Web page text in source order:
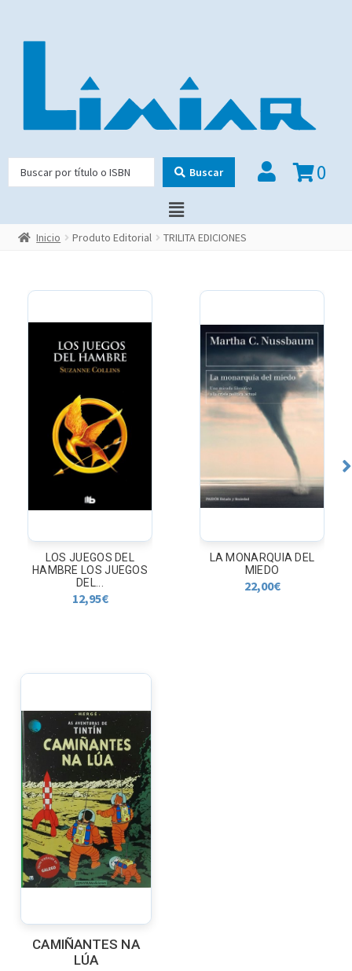
Buscar 0
Inicio Produto Editorial TRILITA EDICIONES
LOS JUEGOS DEL
HAMBRE LOS JUEGOS
DEL...
12,95€
LA MONARQUIA DEL
MIEDO
22,00€
CAMIÑANTES NA
LÚA